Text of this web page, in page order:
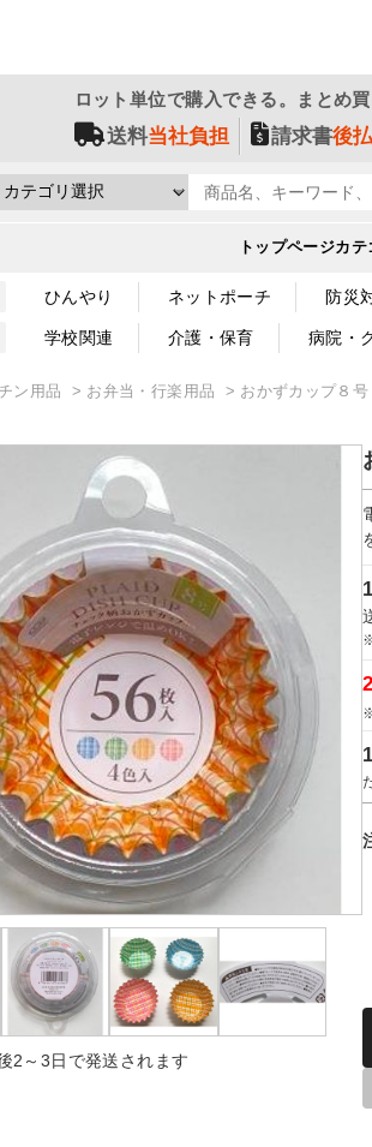
ロット単位で購入できる。まとめ
送料当社負担 請求書後
トップページカテ
ひんやり ネットポーチ 防災
学校関連 介護・保育 病院・
ン用品 お弁当・行楽用品 おかずカップ８
2～3日で発送されます